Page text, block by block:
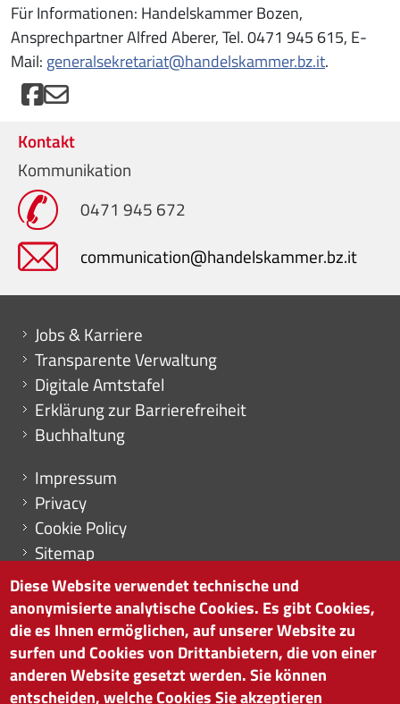
Für Informationen: Handelskammer Bozen,
Ansprechpartner Alfred Aberer, Tel. 0471 945 615, E-
Mail: generalsekretariat@handelskammer.bz.it.
Kontakt
Kommunikation
0471 945 672
communication@handelskammer.bz.it
Mini menu di servizio
Jobs & Karriere
Transparente Verwaltung
Digitale Amtstafel
Erklärung zur Barrierefreiheit
Buchhaltung
Menu footer
Impressum
Privacy
Cookie Policy
Sitemap
Cookie-Einstellungen
HANDELSKAMMER BOZEN
Südtiroler Straße 60 | I-39100 Bozen
Diese Website verwendet technische und
anonymisierte analytische Cookies. Es gibt Cookies,
die es Ihnen ermöglichen, auf unserer Website zu
surfen und Cookies von Drittanbietern, die von einer
anderen Website gesetzt werden. Sie können
entscheiden, welche Cookies Sie akzeptieren